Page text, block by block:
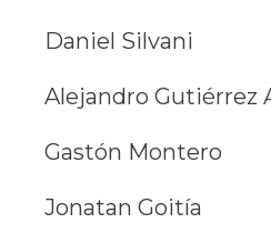
Daniel Silvani
Alejandro Gutiérrez
Gastón Montero
Jonatan Goitía